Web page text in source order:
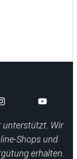
unterstützt. Wir
Shops und
erhalten.